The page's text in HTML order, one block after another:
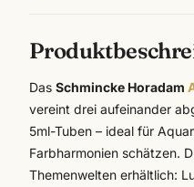
Das Schmincke Horadam
vereint drei aufeinander
5ml-Tuben – ideal für
Farbharmonien schätzen.
Themenwelten erhältlich: